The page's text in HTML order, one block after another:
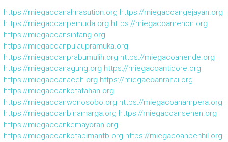
https://miegacoanahnasution.org https://miegacoangejayan.org
https://miegacoanpemuda.org https://miegacoanrenon.org
https://miegacoansintang.org
https://miegacoanpulaupramuka.org
https://miegacoanprabumulih.org https://miegacoanende.org
https://miegacoanagung.org https://miegacoantidore.org
https://miegacoanaceh.org https://miegacoanranai.org
https://miegacoankotatahan.org
https://miegacoanwonosobo.org https://miegacoanampera.org
https://miegacoanbinamarga.org https://miegacoansenen.org
https://miegacoankemayoran.org
https://miegacoankotabimantb.org https://miegacoanbenhil.org